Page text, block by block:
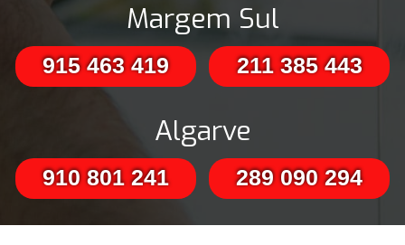
Margem Sul
915 463 419 211 385 443
Algarve
910 801 241 289 090 294